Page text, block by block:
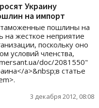
Украину
на импорт
пошлины на
на жесткое неприятие
поскольку оно
условий членства,
doc/2081550"
a>&nbsp;в статье
3 декабря 2012, 08:08